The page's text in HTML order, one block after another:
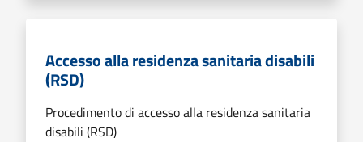
Accesso alla residenza sanitaria disabili
(RSD)
Procedimento di accesso alla residenza sanitaria
disabili (RSD)